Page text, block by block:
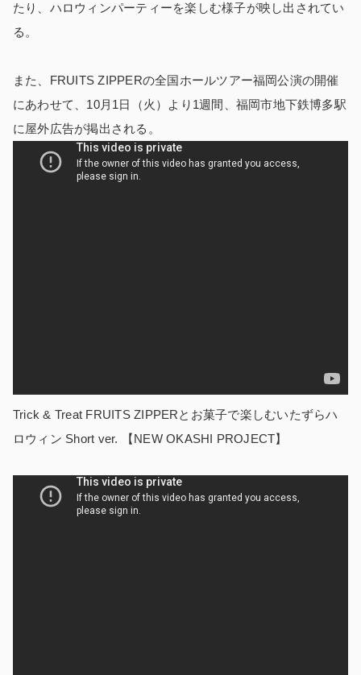
たり、ハロウィンパーティーを楽しむ様子が映し出されてい
る。
また、FRUITS ZIPPERの全国ホールツアー福岡公演の開催
にあわせて、10月1日（火）より1週間、福岡市地下鉄博多駅
に屋外広告が掲出される。
Trick & Treat FRUITS ZIPPERとお菓子で楽しむいたずらハ
ロウィン Short ver. 【NEW OKASHI PROJECT】